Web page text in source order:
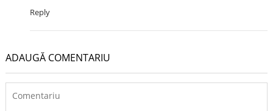
Reply
ADAUGĂ COMENTARIU